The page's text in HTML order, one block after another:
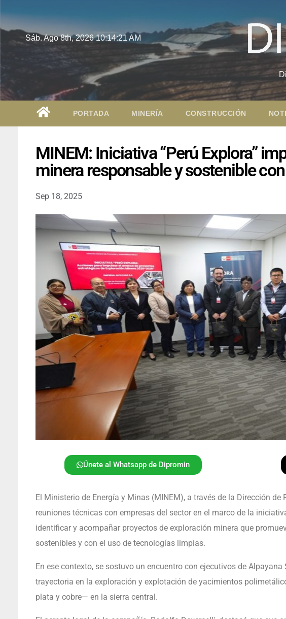
Sáb. Ago 8th, 202610:14:22 AM
PORTADA MINERÍA CONSTRUCCIÓN
MINEM: Iniciativa “Perú Explora”
minera responsable y sostenible
Sep 18, 2025
Únete al Whatsapp de Dipromin
El Ministerio de Energía y Minas (MINEM), a través de la Dirección
reuniones técnicas con empresas del sector en el marco de la
identificar y acompañar proyectos de exploración minera que
sostenibles y con el uso de tecnologías limpias.
En ese contexto, se sostuvo un encuentro con ejecutivos de
trayectoria en la exploración y explotación de yacimientos
plata y cobre— en la sierra central.